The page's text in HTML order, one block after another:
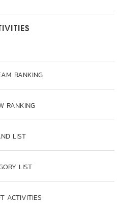
RANKING
RANKING
LIST
LIST
ACTIVITIES